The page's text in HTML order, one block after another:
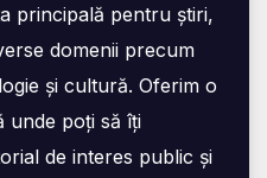
principală pentru știri,
domenii precum
și cultură. Oferim o
unde poți să îți
de interes public și